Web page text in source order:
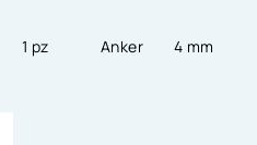
1 pz Anker 4 mm